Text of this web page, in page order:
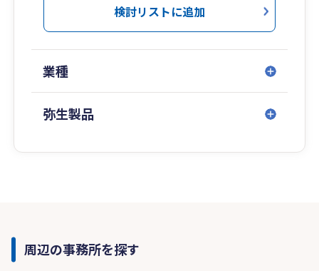
検討リストに追加
業種
弥生製品
周辺の事務所を探す